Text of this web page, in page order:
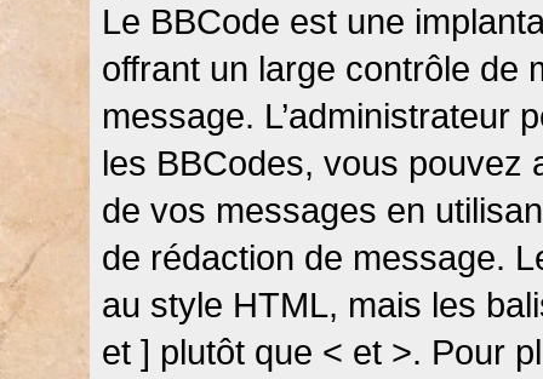
Le BBCode est une
offrant un large contrôle de
message. L’administrateur
les BBCodes, vous pouvez
de vos messages en
de rédaction de message.
au style HTML, mais les
et ] plutôt que < et >. Pour